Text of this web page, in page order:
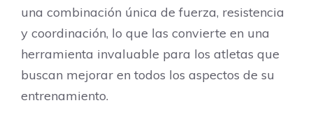
una combinación única de fuerza, resistencia
y coordinación, lo que las convierte en una
herramienta invaluable para los atletas que
buscan mejorar en todos los aspectos de su
entrenamiento.